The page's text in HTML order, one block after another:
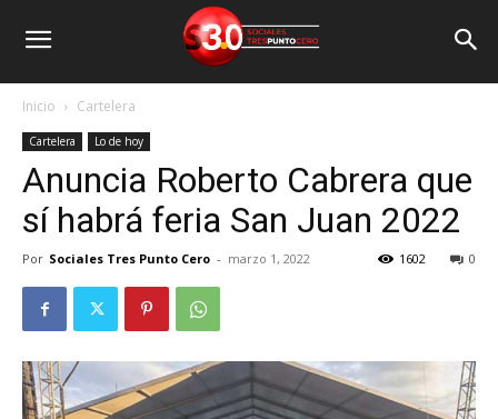
Inicio Cartelera
Cartelera Lo de hoy
Anuncia Roberto Cabrera que
sí habrá feria San Juan 2022
Por Sociales Tres Punto Cero - marzo 1, 2022 0
1602